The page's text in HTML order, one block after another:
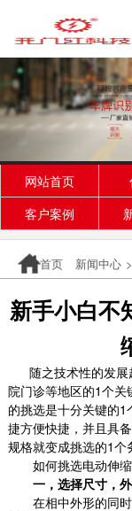
网站首页
客户案例
首页 新闻中心 >
新手小白不
随之技术性的发展
院门诊等地区的1个关
的挑选是十分关键的
捷方便快捷，并且具
规格就变成挑选的1个
如何挑选电动伸
一，选择尺寸，
在相中外形的同时